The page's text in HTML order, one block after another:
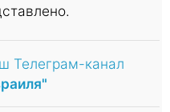
Телеграм-канал